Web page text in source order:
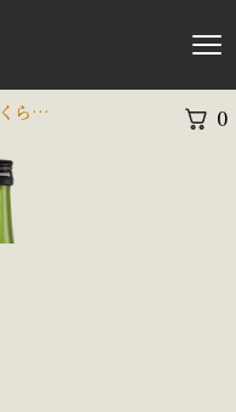
0
川鶴 讃岐くらうでぃ